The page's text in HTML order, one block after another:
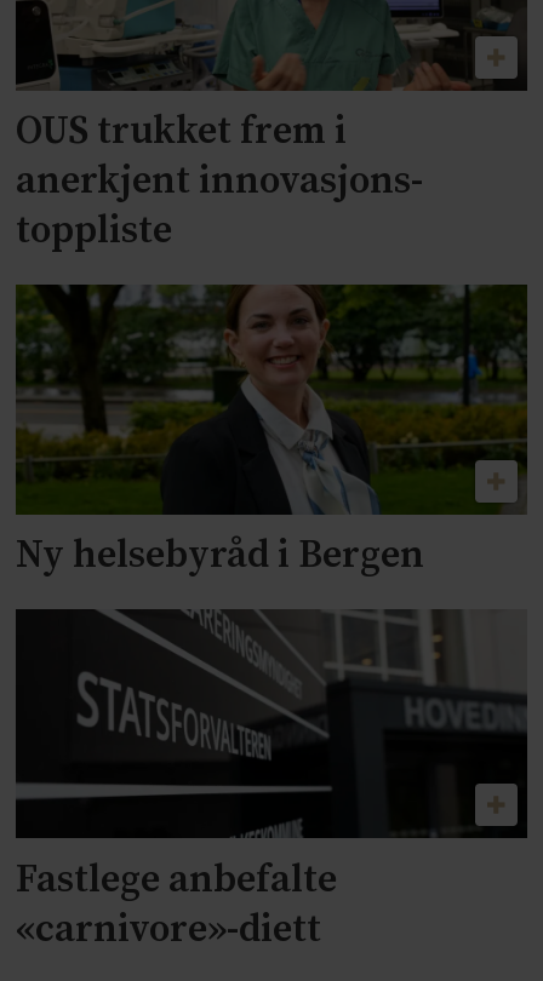
OUS trukket frem i
anerkjent innovasjons-
toppliste
Ny helsebyråd i Bergen
Fastlege anbefalte
«carnivore»-diett